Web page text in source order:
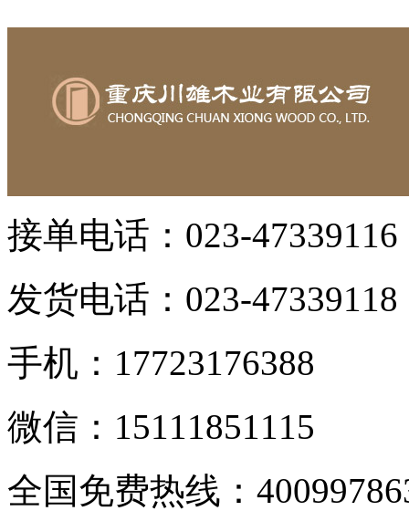
接单电话：023-
发货电话：023-
手机：17723176388
微信：15111851115
全国免费热线：